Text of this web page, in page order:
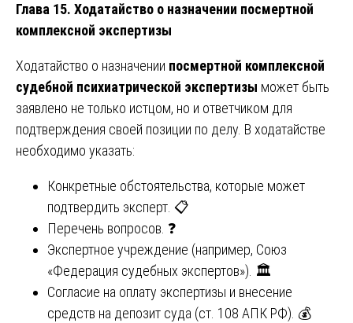
Глава 15. Ходатайство о назначении посмертной
комплексной экспертизы
Ходатайство о назначении посмертной комплексной
судебной психиатрической экспертизы может быть
заявлено не только истцом, но и ответчиком для
подтверждения своей позиции по делу. В ходатайстве
необходимо указать:
Конкретные обстоятельства, которые может
подтвердить эксперт. 📋
Перечень вопросов. ❓
Экспертное учреждение (например, Союз
«Федерация судебных экспертов»). 🏛️
Согласие на оплату экспертизы и внесение
средств на депозит суда (ст. 108 АПК РФ). 💰